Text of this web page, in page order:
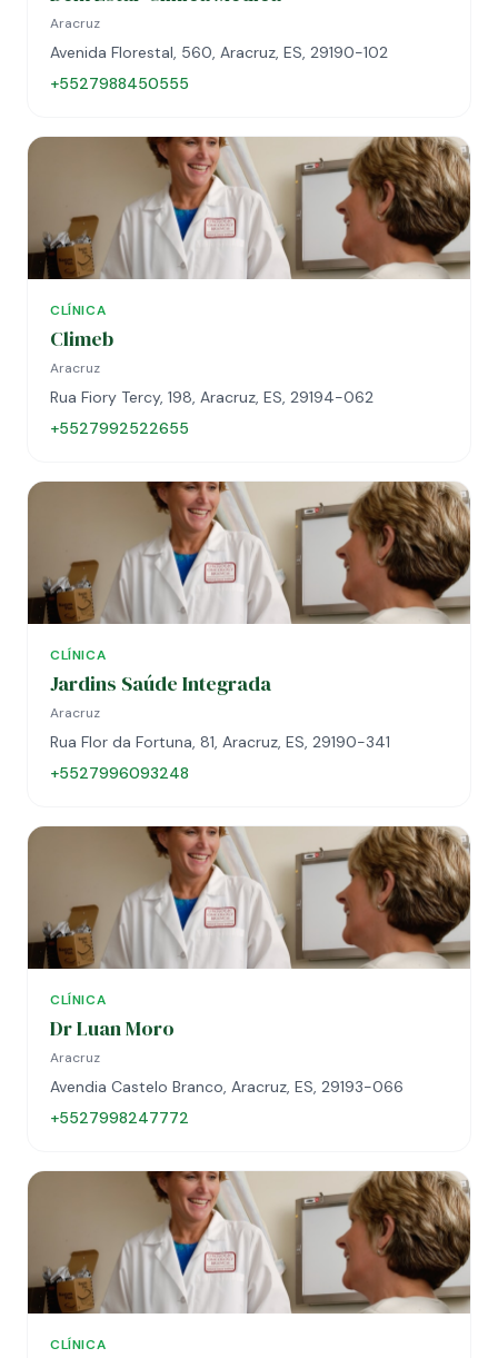
Aracruz
Avenida Florestal, 560, Aracruz, ES, 29190-102
+5527988450555
CLÍNICA
Climeb
Aracruz
Rua Fiory Tercy, 198, Aracruz, ES, 29194-062
+5527992522655
CLÍNICA
Jardins Saúde Integrada
Aracruz
Rua Flor da Fortuna, 81, Aracruz, ES, 29190-341
+5527996093248
CLÍNICA
Dr Luan Moro
Aracruz
Avendia Castelo Branco, Aracruz, ES, 29193-066
+5527998247772
CLÍNICA